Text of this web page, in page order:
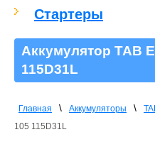
Стартеры
Аккумулятор TAB
115D31L
Главная \ Аккумуляторы \
105 115D31L